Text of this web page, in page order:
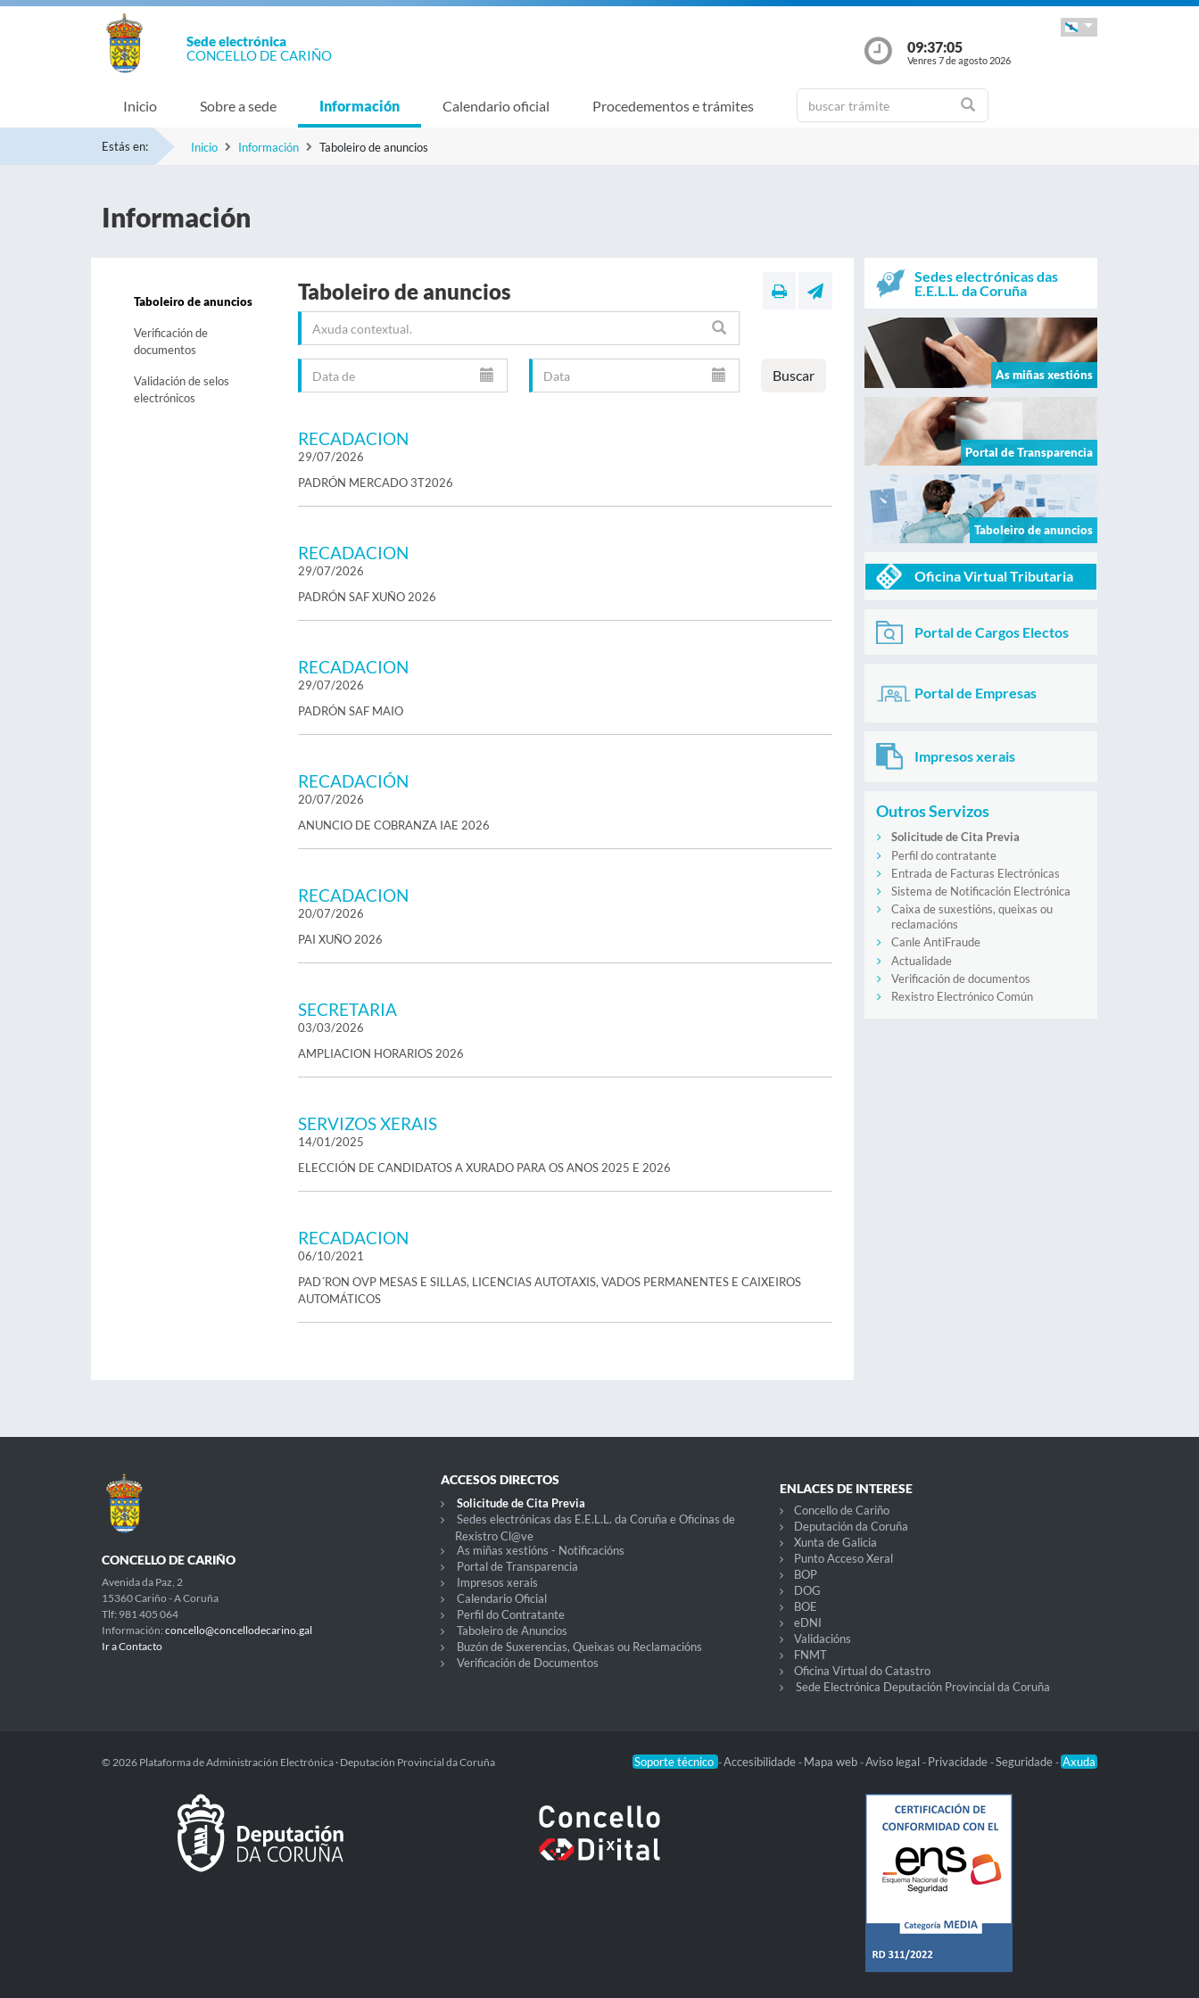
Sede electrónica
CONCELLO DE CARIÑO
09:37:05
Venres 7 de agosto 2026
Inicio Sobre a sede Información Calendario oficial Procedementos e trámites
Estás en: Inicio Información Taboleiro de anuncios
Información
Taboleiro de anuncios
Verificación de
documentos
Validación de selos
electrónicos
Taboleiro de anuncios
Buscar
RECADACION
29/07/2026
PADRÓN MERCADO 3T2026
RECADACION
29/07/2026
PADRÓN SAF XUÑO 2026
RECADACION
29/07/2026
PADRÓN SAF MAIO
RECADACIÓN
20/07/2026
ANUNCIO DE COBRANZA IAE 2026
RECADACION
20/07/2026
PAI XUÑO 2026
SECRETARIA
03/03/2026
AMPLIACION HORARIOS 2026
SERVIZOS XERAIS
14/01/2025
ELECCIÓN DE CANDIDATOS A XURADO PARA OS ANOS 2025 E 2026
RECADACION
06/10/2021
PAD´RON OVP MESAS E SILLAS, LICENCIAS AUTOTAXIS, VADOS PERMANENTES E CAIXEIROS
AUTOMÁTICOS
Sedes electrónicas das
E.E.L.L. da Coruña
As miñas xestións
Portal de Transparencia
Taboleiro de anuncios
Oficina Virtual Tributaria
Portal de Cargos Electos
Portal de Empresas
Impresos xerais
Outros Servizos
Solicitude de Cita Previa
Perfil do contratante
Entrada de Facturas Electrónicas
Sistema de Notificación Electrónica
Caixa de suxestións, queixas ou
reclamacións
Canle AntiFraude
Actualidade
Verificación de documentos
Rexistro Electrónico Común
CONCELLO DE CARIÑO
Avenida da Paz, 2
15360 Cariño - A Coruña
Tlf: 981 405 064
Información: concello@concellodecarino.gal
Ir a Contacto
ACCESOS DIRECTOS
Solicitude de Cita Previa
Sedes electrónicas das E.E.L.L. da Coruña e Oficinas de
Rexistro Cl@ve
As miñas xestións - Notificacións
Portal de Transparencia
Impresos xerais
Calendario Oficial
Perfil do Contratante
Taboleiro de Anuncios
Buzón de Suxerencias, Queixas ou Reclamacións
Verificación de Documentos
ENLACES DE INTERESE
Concello de Cariño
Deputación da Coruña
Xunta de Galicia
Punto Acceso Xeral
BOP
DOG
BOE
eDNI
Validacións
FNMT
Oficina Virtual do Catastro
Sede Electrónica Deputación Provincial da Coruña
Soporte técnico -Accesibilidade - Mapa web -Aviso legal - Privacidade -Seguridade - Axuda
© 2026 Plataforma de Administración Electrónica · Deputación Provincial da Coruña